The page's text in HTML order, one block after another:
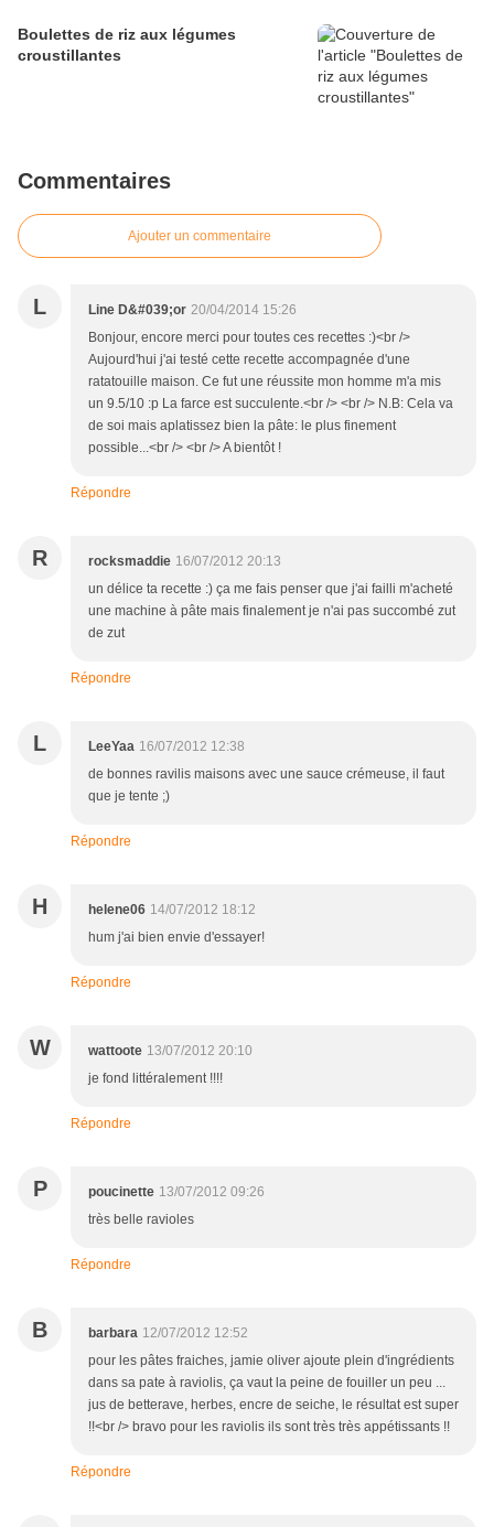
Boulettes de riz aux légumes
croustillantes
Commentaires
Ajouter un commentaire
L Line D&#039;or 20/04/2014 15:26
Bonjour, encore merci pour toutes ces recettes :)<br />
Aujourd'hui j'ai testé cette recette accompagnée d'une
ratatouille maison. Ce fut une réussite mon homme m'a mis
un 9.5/10 :p La farce est succulente.<br /> <br /> N.B: Cela va
de soi mais aplatissez bien la pâte: le plus finement
possible...<br /> <br /> A bientôt !
Répondre
R rocksmaddie 16/07/2012 20:13
un délice ta recette :) ça me fais penser que j'ai failli m'acheté
une machine à pâte mais finalement je n'ai pas succombé zut
de zut
Répondre
L LeeYaa 16/07/2012 12:38
de bonnes ravilis maisons avec une sauce crémeuse, il faut
que je tente ;)
Répondre
H helene06 14/07/2012 18:12
hum j'ai bien envie d'essayer!
Répondre
W wattoote 13/07/2012 20:10
je fond littéralement !!!!
Répondre
P poucinette 13/07/2012 09:26
très belle ravioles
Répondre
B barbara 12/07/2012 12:52
pour les pâtes fraiches, jamie oliver ajoute plein d'ingrédients
dans sa pate à raviolis, ça vaut la peine de fouiller un peu ...
jus de betterave, herbes, encre de seiche, le résultat est super
!!<br /> bravo pour les raviolis ils sont très très appétissants !!
Répondre